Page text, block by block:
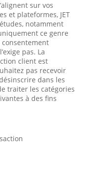
sur vos
et plateformes, JET
notamment
ce genre
pas. La
client est
pas recevoir
dans les
traiter les catégories
à des fins